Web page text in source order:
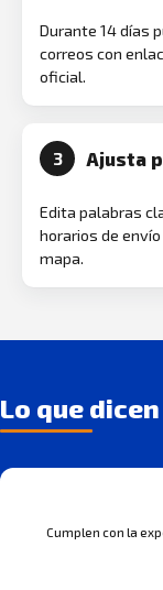
Durante 14 días
correos con
oficial.
3 Ajusta
Edita palabras
horarios de
mapa.
Lo que
Cumplen con la